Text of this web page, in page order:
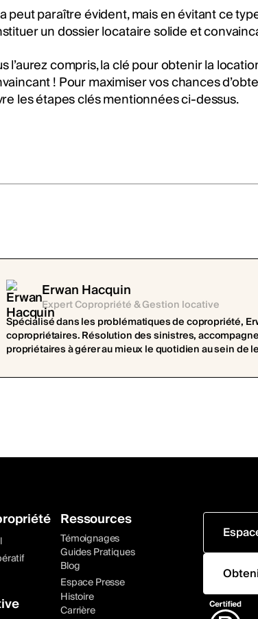
peut paraître évident, mais en évitant ce
un dossier locataire solide et
l’aurez compris, la clé pour obtenir la
! Pour maximiser vos chances
les étapes clés mentionnées ci-dessus.
Erwan Hacquin
Expert Copropriété & Gestion locative
Spécialisé dans les problématiques de copropriété,
copropriétaires. Résolution des sinistres,
propriétaires à gérer au mieux le quotidien au sein de
Ressources
Témoignages
Guides Pratiques
Blog
Espace Presse
Histoire
Carrière